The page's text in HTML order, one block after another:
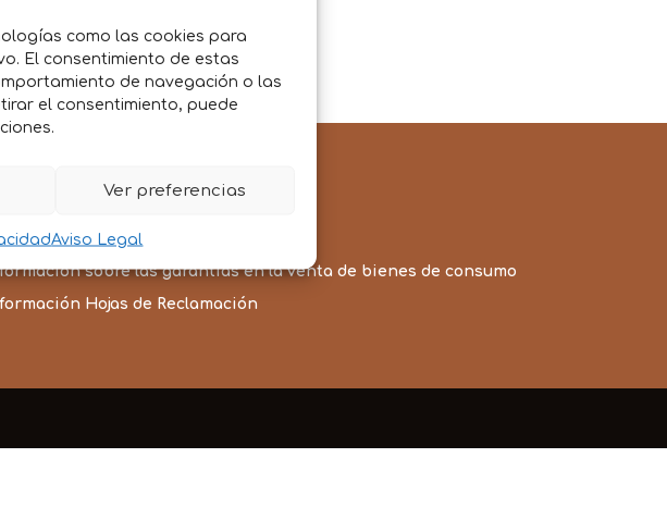
como las cookies para
El consentimiento de estas
de navegación o las
el consentimiento, puede
Ver preferencias
Aviso Legal
de litigios en línea
sobre las garantías en la venta de bienes de consumo
Hojas de Reclamación